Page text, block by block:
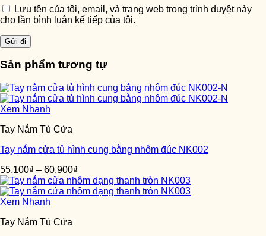
Lưu tên của tôi, email, và trang web trong trình duyệt này
cho lần bình luận kế tiếp của tôi.
Sản phẩm tương tự
Xem Nhanh
Tay Nắm Tủ Cửa
Tay nắm cửa tủ hình cung bằng nhôm đúc NK002
55,100₫ – 60,900₫
Xem Nhanh
Tay Nắm Tủ Cửa